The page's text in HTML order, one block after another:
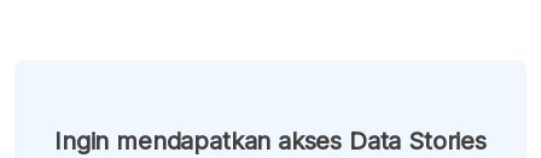
Ingin mendapatkan akses Data Stories